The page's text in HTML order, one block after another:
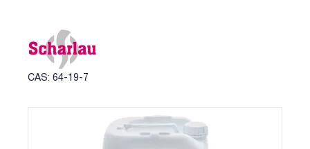
CAS: 64-19-7